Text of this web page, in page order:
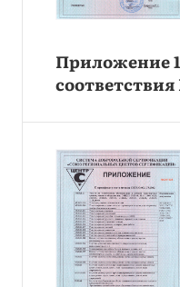
Приложение